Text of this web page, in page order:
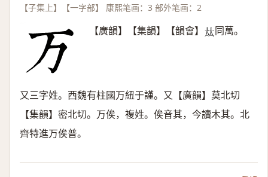
【子集上】【一字部】 康熙笔画：3 部外笔画：2
【廣韻】【集韻】【韻會】 𡘋 同萬。
又三字姓。西魏有柱國万紐于謹。又【廣韻】莫北切
【集韻】密北切。万俟，複姓。俟音其，今讀木其。北
齊特進万俟普。